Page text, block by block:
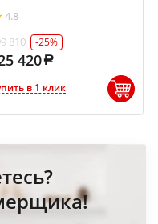
стекло сатинат
4.8
810
-25%
420
в 1 клик